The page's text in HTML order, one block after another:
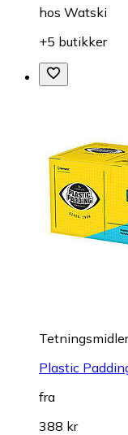
hos Watski
+5 butikker
Plastic
fra
388 kr